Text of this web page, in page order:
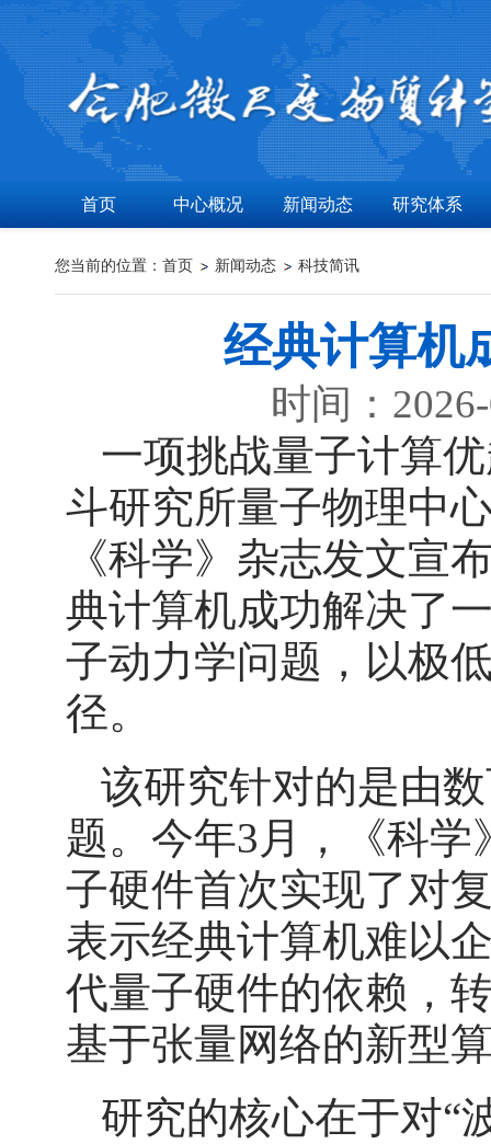
首页 中心概况 新闻动态 研究体系
您当前的位置： 首页 新闻动态 科技简讯
经典计算机
时间：
一项挑战量子计算
斗研究所量子物理中
《科学》杂志发文宣
典计算机成功解决了
子动力学问题，以极
径。
该研究针对的是由
题。今年3月，《科
子硬件首次实现了对
表示经典计算机难以
代量子硬件的依赖，
基于张量网络的新型
研究的核心在于对“